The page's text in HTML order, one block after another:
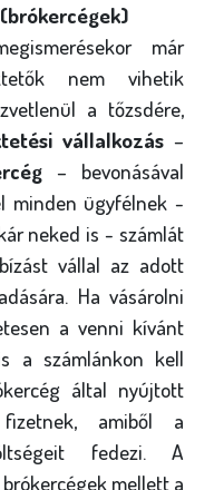
már
nem vihetik
a tőzsdére,
vállalkozás –
– bevonásával
minden ügyfélnek -
neked is - számlát
vállal az adott
Ha vásárolni
a venni kívánt
a számlánkon kell
által nyújtott
amiből a
fedezi. A
mellett a